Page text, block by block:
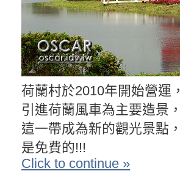
荷蘭村於2010年開始營運
引進荷蘭風車為主要造景
這一帶成為新的觀光景點
是免費的!!!
Click to continue »